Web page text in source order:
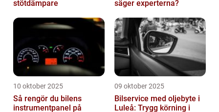
stötdämpare
säger experterna?
10 oktober 2025
Så rengör du bilens
instrumentpanel på
09 oktober 2025
Bilservice med oljebyte i
Luleå: Trygg körning i